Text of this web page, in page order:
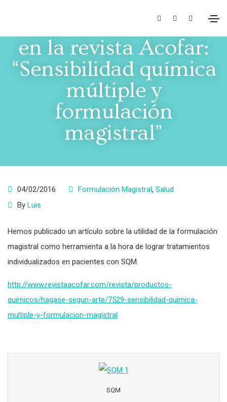
Artículo sobre SQM
en la revista Acofar:
“Sensibilidad química
múltiple y
formulación
magistral”
04/02/2016 Formulación Magistral, Salud
By Luis
Hemos publicado un artículo sobre la utilidad de la formulación
magistral como herramienta a la hora de lograr tratamientos
individualizados en pacientes con SQM.
http://www.revistaacofar.com/revista/productos-
quimicos/hagase-segun-arte/7529-sensibilidad-quimica-
multiple-y-formulacion-magistral
SQM